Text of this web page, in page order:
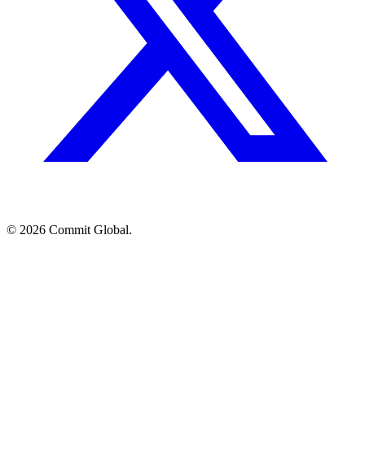
© 2026 Commit Global.